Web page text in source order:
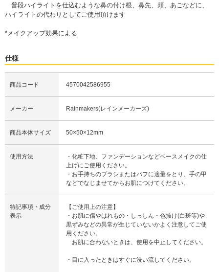
普段ハイライトを仕込むような鼻の付け根、鼻先、頬、あごなどに、
ハイライトの代わりとしてご使用頂けます
*メイクアップ効果による
仕様
商品コード 4570042586955
メーカー Rainmakers(レインメーカーズ)
商品本体サイズ 50×50×12mm
使用方法
・化粧下地、ファンデーションなどベースメイクの仕
上げにご使用ください。
・お手持ちのブラシまたはパフに適量をとり、手の甲
などでなじませてからお肌につけてください。
特記事項・成分
表示
【ご使用上の注意】
・お肌に傷やはれもの・しっしん・色抜け(白斑等)や
黒ずみなどの異常が生じていないかよく注意してご使
用ください。
お肌に合わないときは、使用を中止してください。
・目に入ったときはすぐに洗い流してください。